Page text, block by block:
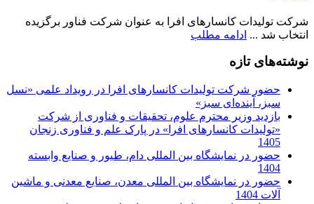
شرکت تولیدات کانسارهای افرا به عنوان شرکت فناور برگزیده
انتخاب شد ... ادامه مطلب
نوشته‌های تازه
حضور شرکت تولیدات کانسارهای افرا در رویداد علمی «نسل
سبز، آینده‌ای سبز»
بازدید وزیر محترم علوم، تحقیقات و فناوری از شرکت
«تولیدات کانسارهای افرا» در پارک علم و فناوری زنجان
1405
حضور در نمایشگاه بین المللی دام، طیور و صنایع وابسته
1404
حضور در نمایشگاه بین المللی معدن، صنایع معدنی و ماشین
آلات 1404